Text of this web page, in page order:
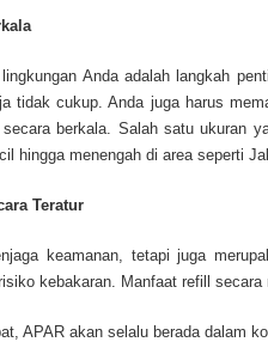
Anda adalah langkah
tidak cukup. Anda juga harus
berkala. Salah satu ukuran
hingga menengah di area seperti
Teratur
keamanan, tetapi juga
kebakaran. Manfaat refill secara
APAR akan selalu berada dalam